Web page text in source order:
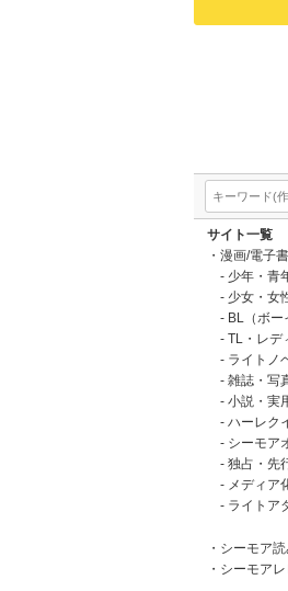
サイト一覧
漫画/電子
少年・青
少女・女
BL（ボー
TL・レデ
ライトノ
雑誌・写
小説・実
ハーレク
シーモア
独占・先
メディア
ライトア
シーモア
シーモア